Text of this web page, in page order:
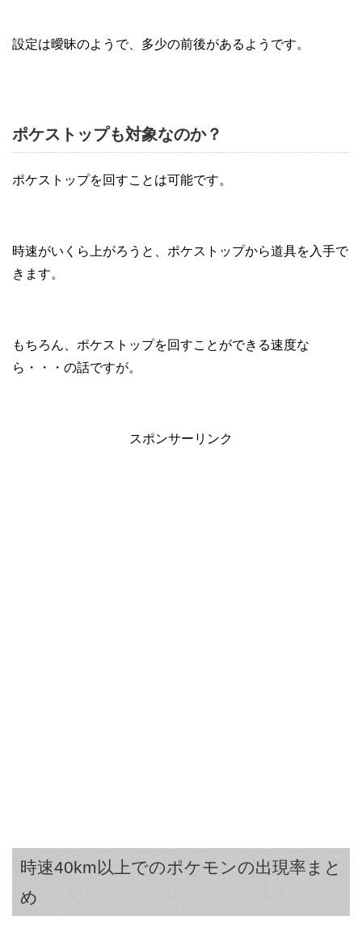
設定は曖昧のようで、多少の前後があるようです。
ポケストップも対象なのか？
ポケストップを回すことは可能です。
時速がいくら上がろうと、ポケストップから道具を入手で
きます。
もちろん、ポケストップを回すことができる速度な
ら・・・の話ですが。
スポンサーリンク
時速40km以上でのポケモンの出現率まと
め